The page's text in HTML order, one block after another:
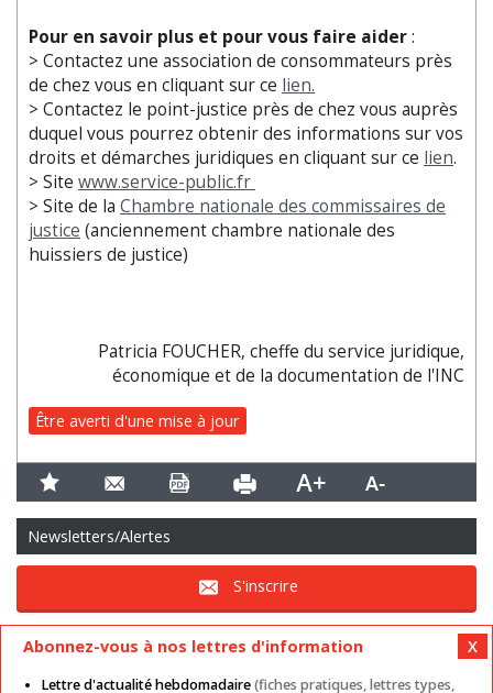
Pour en savoir plus et pour vous faire aider:
> Contactez une association de consommateurs près
de chez vous en cliquant sur ce lien.
> Contactez le point-justice près de chez vous auprès
duquel vous pourrez obtenir des informations sur vos
droits et démarches juridiques en cliquant sur ce lien.
> Site www.service-public.fr
> Site de la Chambre nationale des commissaires de
justice (anciennement chambre nationale des
huissiers de justice)
Patricia FOUCHER, cheffe du service juridique,
économique et de la documentation de l'INC
Être averti d'une mise à jour
Newsletters/Alertes
S'inscrire
Abonnez-vous à nos lettres d'information
Lettre d'actualité hebdomadaire(fiches pratiques, lettres types,